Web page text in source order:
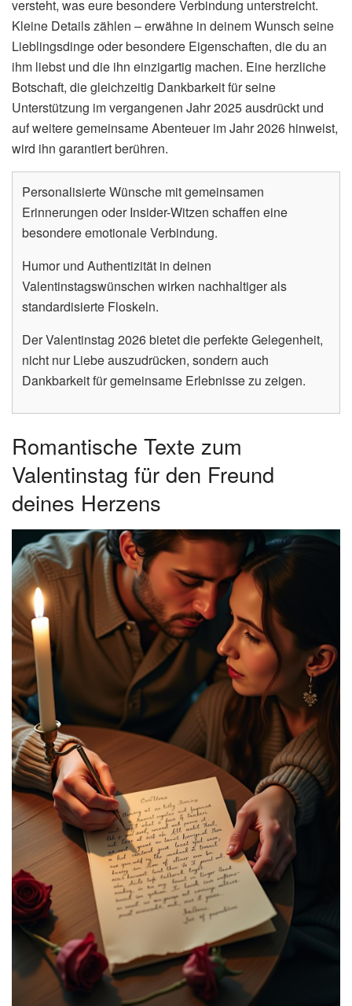
versteht, was eure besondere Verbindung unterstreicht.
Kleine Details zählen – erwähne in deinem Wunsch seine
Lieblingsdinge oder besondere Eigenschaften, die du an
ihm liebst und die ihn einzigartig machen. Eine herzliche
Botschaft, die gleichzeitig Dankbarkeit für seine
Unterstützung im vergangenen Jahr 2025 ausdrückt und
auf weitere gemeinsame Abenteuer im Jahr 2026 hinweist,
wird ihn garantiert berühren.
Personalisierte Wünsche mit gemeinsamen
Erinnerungen oder Insider-Witzen schaffen eine
besondere emotionale Verbindung.
Humor und Authentizität in deinen
Valentinstagswünschen wirken nachhaltiger als
standardisierte Floskeln.
Der Valentinstag 2026 bietet die perfekte Gelegenheit,
nicht nur Liebe auszudrücken, sondern auch
Dankbarkeit für gemeinsame Erlebnisse zu zeigen.
Romantische Texte zum
Valentinstag für den Freund
deines Herzens